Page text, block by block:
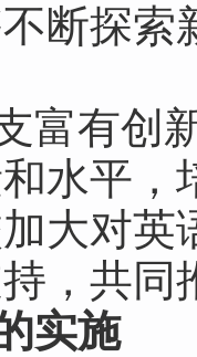
断探索
富有创
水平，
大对英
，共同
实施